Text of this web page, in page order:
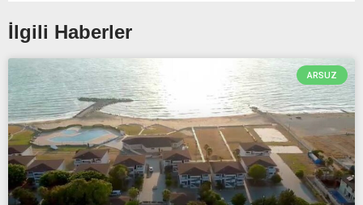
İlgili Haberler
ARSUZ